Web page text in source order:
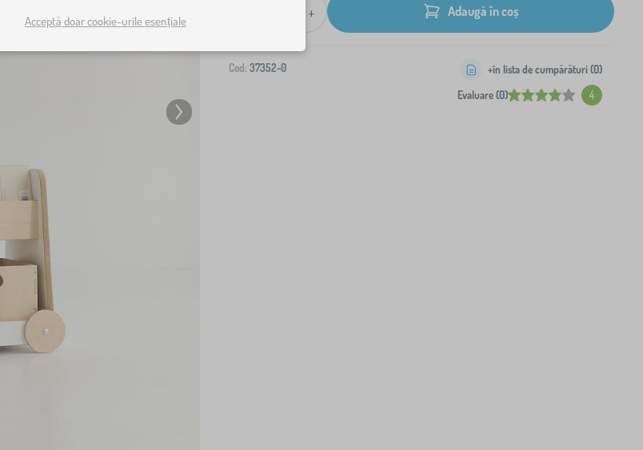
+ Adaugă în coș
Cod: 37352-0
Evaluare (0) 4
+în lista de cumpărături (0)
Acceptă doar cookie-urile esențiale